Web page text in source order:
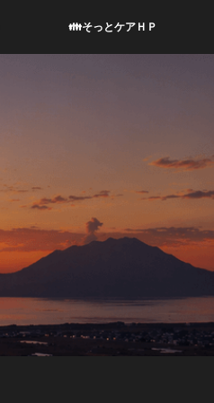
👪そっとケアＨＰ